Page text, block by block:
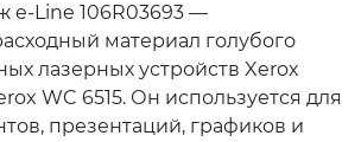
e-Line 106R03693 —
материал голубого
лазерных устройств Xerox
WC 6515. Он используется для
презентаций, графиков и